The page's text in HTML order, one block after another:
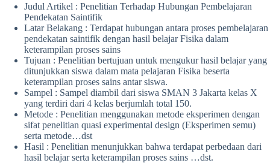
Judul Artikel : Penelitian Terhadap Hubungan Pembelajaran
Pendekatan Saintifik
Latar Belakang : Terdapat hubungan antara proses pembelajaran
pendekatan saintifik dengan hasil belajar Fisika dalam
keterampilan proses sains
Tujuan : Penelitian bertujuan untuk mengukur hasil belajar yang
ditunjukkan siswa dalam mata pelajaran Fisika beserta
keterampilan proses sains antar siswa.
Sampel : Sampel diambil dari siswa SMAN 3 Jakarta kelas X
yang terdiri dari 4 kelas berjumlah total 150.
Metode : Penelitian menggunakan metode eksperimen dengan
sifat penelitian quasi experimental design (Eksperimen semu)
serta metode…dst
Hasil : Penelitian menunjukkan bahwa terdapat perbedaan dari
hasil belajar serta keterampilan proses sains …dst.